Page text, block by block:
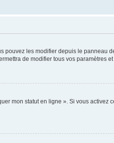
les modifier depuis le panneau
de modifier tous vos paramètres
mon statut en ligne ». Si vous activez